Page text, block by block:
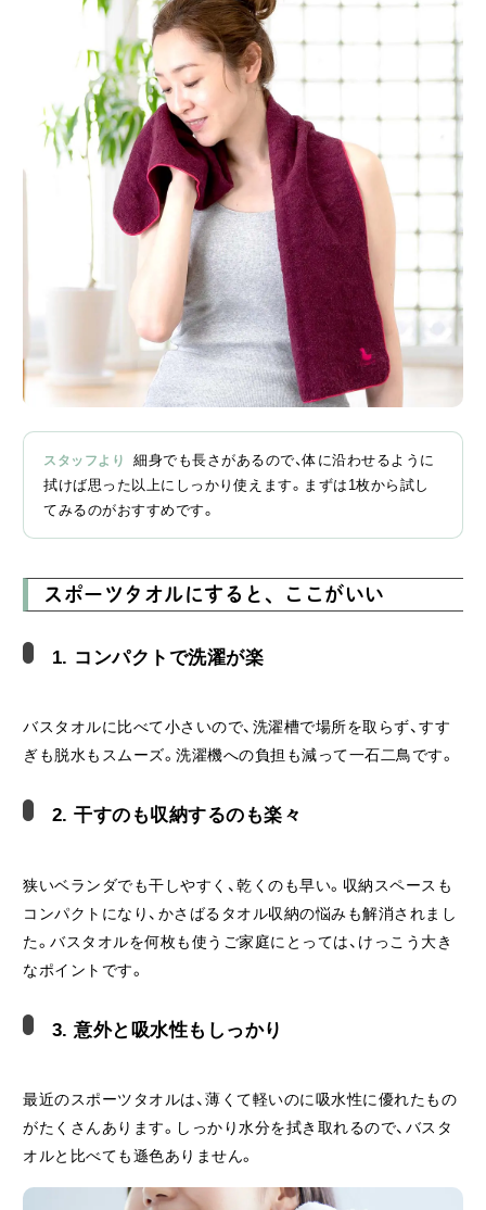
細身でも長さがあるので、体に沿わせるように
拭けば思った以上にしっかり使えます。まずは1枚から試し
てみるのがおすすめです。
スポーツタオルにすると、ここがいい
1. コンパクトで洗濯が楽
バスタオルに比べて小さいので、洗濯槽で場所を取らず、すす
ぎも脱水もスムーズ。洗濯機への負担も減って一石二鳥です。
2. 干すのも収納するのも楽々
狭いベランダでも干しやすく、乾くのも早い。収納スペースも
コンパクトになり、かさばるタオル収納の悩みも解消されまし
た。バスタオルを何枚も使うご家庭にとっては、けっこう大き
なポイントです。
3. 意外と吸水性もしっかり
最近のスポーツタオルは、薄くて軽いのに吸水性に優れたもの
がたくさんあります。しっかり水分を拭き取れるので、バスタ
オルと比べても遜色ありません。